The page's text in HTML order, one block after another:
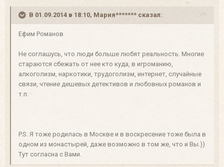
В 01.09.2014 в 18:10, Мария******* сказал:
Ефим Романов
Не соглашусь, что люди больше любят реальность. Многие
стараются сбежать от нее кто куда, в игроманию,
алкоголизм, наркотики, трудоголизм, интернет, случайные
связи, чтение дешевых детективов и любовных романов и
т.п.
P.S. Я тоже родилась в Москве и в воскресение тоже была в
одном из монастырей, даже возможно в том же, что и Вы.))
Тут согласна с Вами.